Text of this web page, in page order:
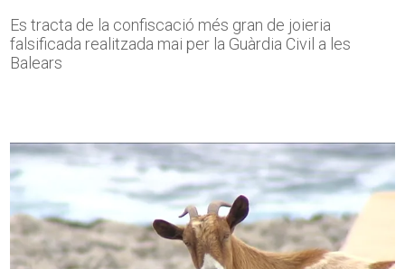
Es tracta de la confiscació més gran de joieria
falsificada realitzada mai per la Guàrdia Civil a les
Balears